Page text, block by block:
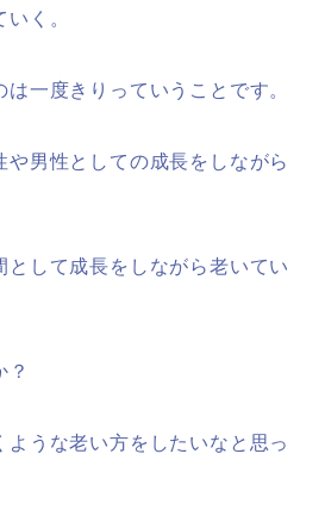
く。
一度きりっていうことです。
や男性としての成長をしながら
として成長をしながら老いてい
？
ような老い方をしたいなと思っ